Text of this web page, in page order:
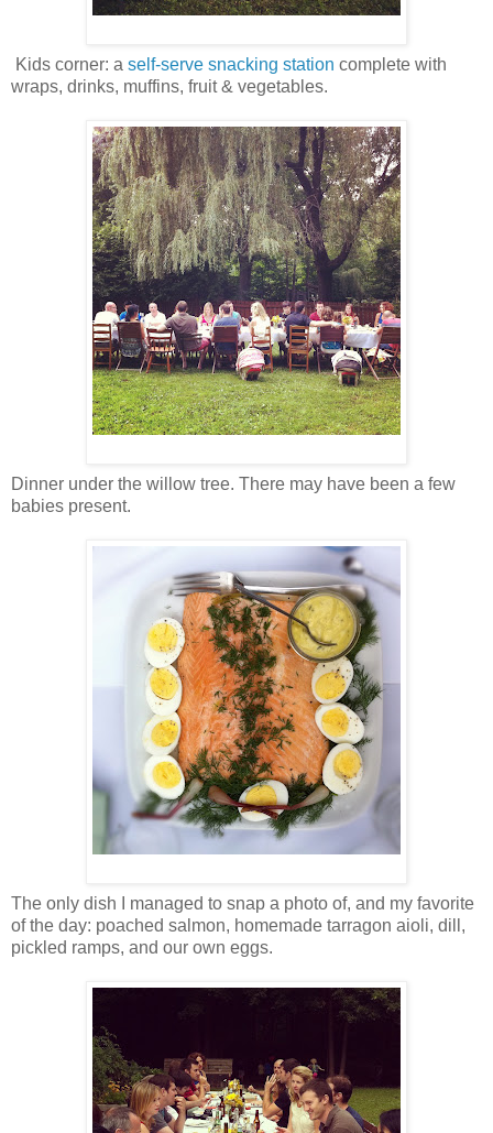
Kids corner: a self-serve snacking station complete with
wraps, drinks, muffins, fruit & vegetables.
Dinner under the willow tree. There may have been a few
babies present.
The only dish I managed to snap a photo of, and my favorite
of the day: poached salmon, homemade tarragon aioli, dill,
pickled ramps, and our own eggs.